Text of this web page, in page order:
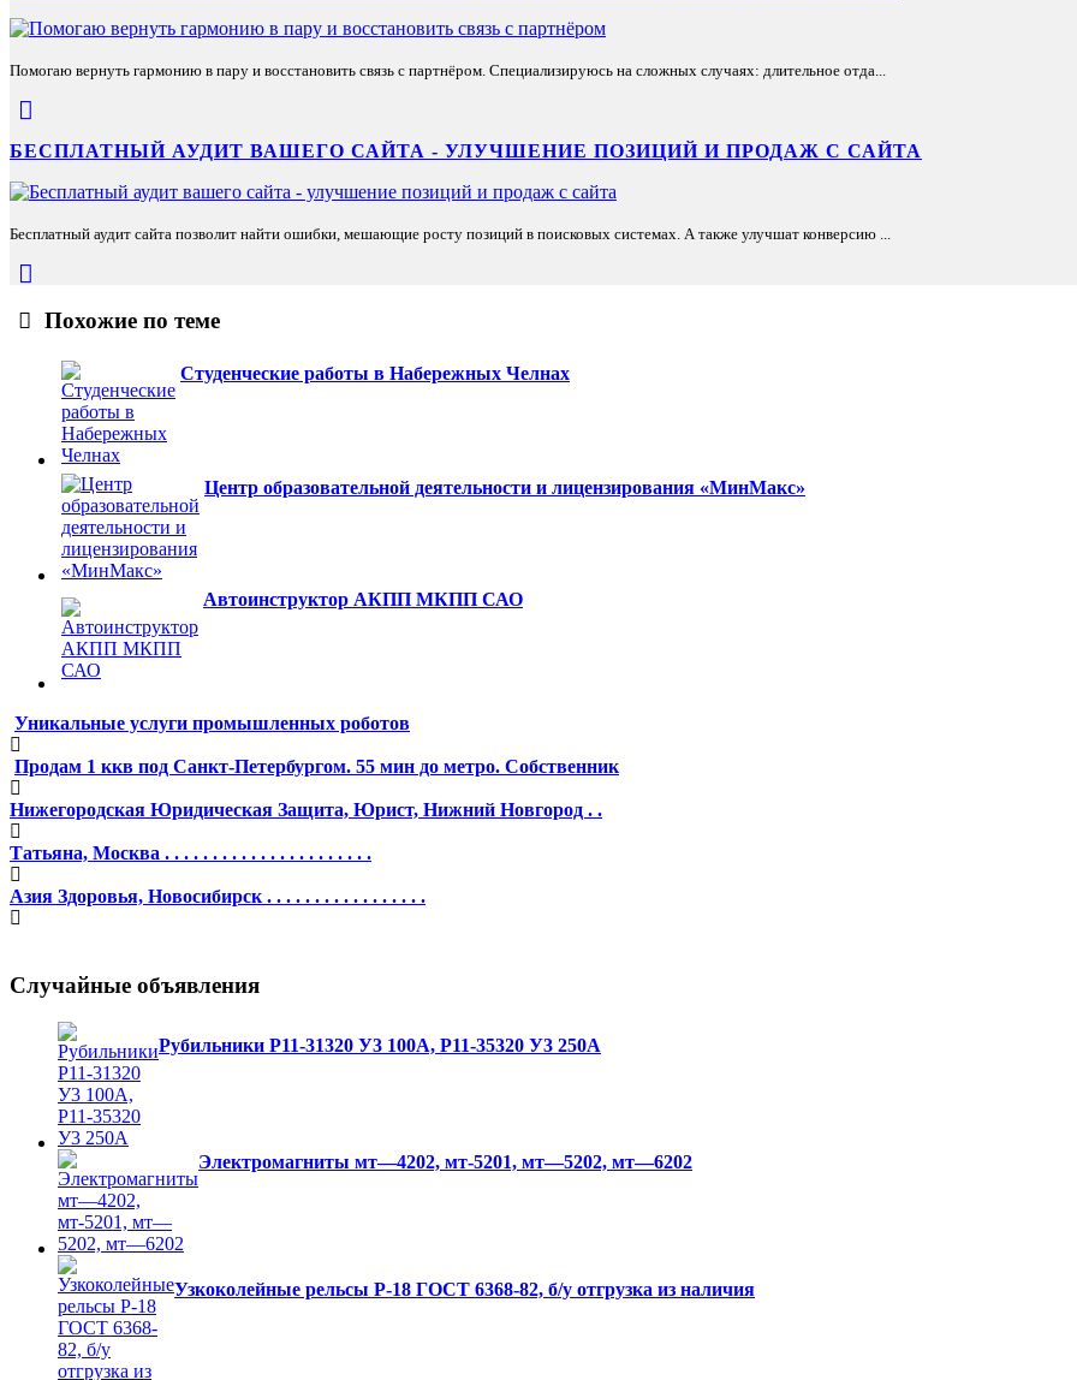
Помогаю вернуть гармонию в пару и восстановить связь с партнёром. Специализируюсь на сложных случаях: длительное отда...
БЕСПЛАТНЫЙ АУДИТ ВАШЕГО САЙТА - УЛУЧШЕНИЕ ПОЗИЦИЙ И ПРОДАЖ С САЙТА
Бесплатный аудит сайта позволит найти ошибки, мешающие росту позиций в поисковых системах. А также улучшат конверсию ...
Похожие по теме
Студенческие работы в Набережных Челнах
Центр образовательной деятельности и лицензирования «МинМакс»
Автоинструктор АКПП МКПП САО
Уникальные услуги промышленных роботов
Продам 1 ккв под Санкт-Петербургом. 55 мин до метро. Собственник
Нижегородская Юридическая Защита, Юрист, Нижний Новгород . .
Татьяна, Москва . . . . . . . . . . . . . . . . . . . . . .
Азия Здоровья, Новосибирск . . . . . . . . . . . . . . . . .
Случайные объявления
Рубильники Р11-31320 У3 100А, Р11-35320 У3 250А
Электромагниты мт—4202, мт-5201, мт—5202, мт—6202
Узкоколейные рельсы Р-18 ГОСТ 6368-82, б/у отгрузка из наличия